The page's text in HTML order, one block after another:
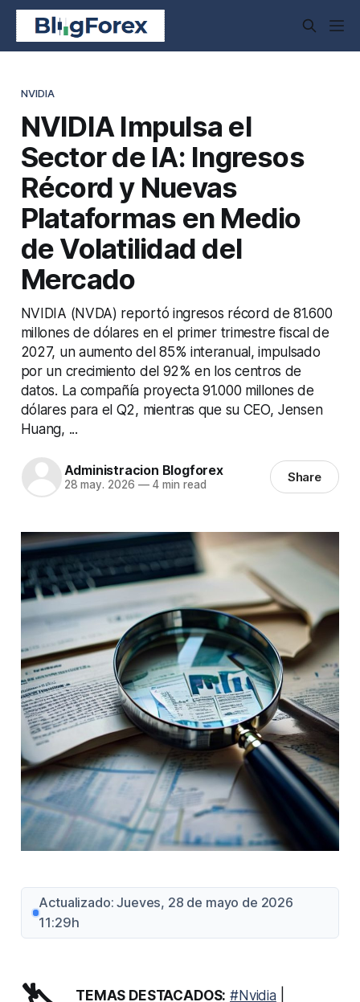
NVIDIA
NVIDIA Impulsa el
Sector de IA: Ingresos
Récord y Nuevas
Plataformas en Medio
de Volatilidad del
Mercado
NVIDIA (NVDA) reportó ingresos récord de 81.600
millones de dólares en el primer trimestre fiscal de
2027, un aumento del 85% interanual, impulsado
por un crecimiento del 92% en los centros de
datos. La compañía proyecta 91.000 millones de
dólares para el Q2, mientras que su CEO, Jensen
Huang, ...
Administracion Blogforex
28 may. 2026 —4 min read Share
Actualizado: Jueves, 28 de mayo de 2026
11:29h
TEMAS DESTACADOS: #Nvidia|